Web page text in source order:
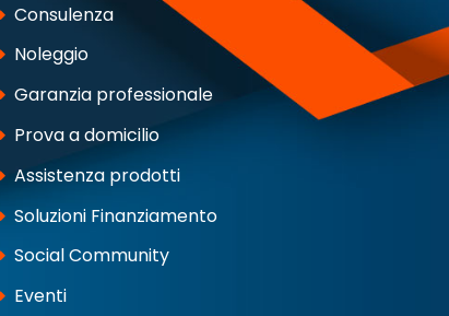
Consulenza
Noleggio
Garanzia professionale
Prova a domicilio
Assistenza prodotti
Soluzioni Finanziamento
Social Community
Eventi